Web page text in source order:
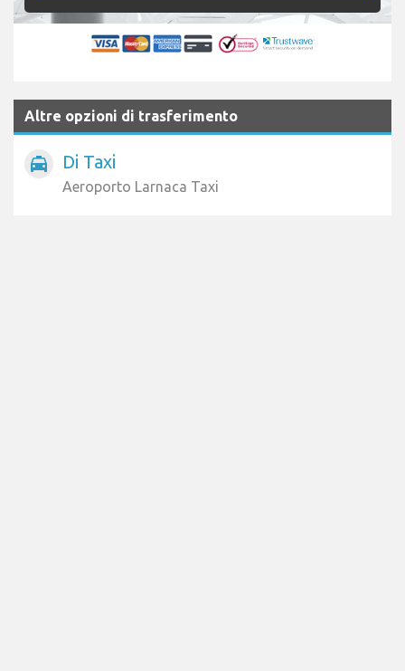
Altre opzioni di trasferimento
local_taxi Di Taxi
Aeroporto Larnaca Taxi